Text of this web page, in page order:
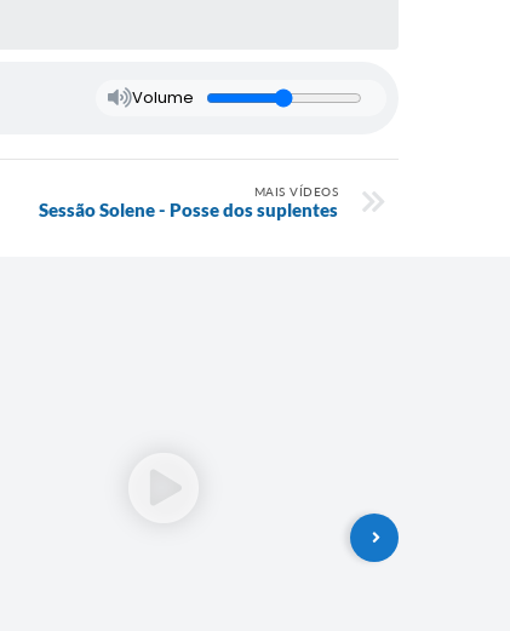
Volume
MAIS VÍDEOS
Sessão Solene - Posse dos suplentes